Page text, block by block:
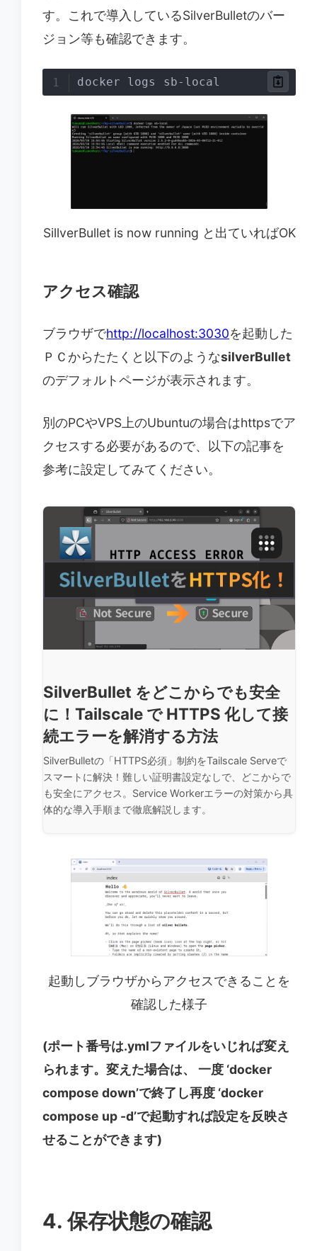
す。これで導入しているSilverBulletのバー
ジョン等も確認できます。
docker logs sb-local
SillverBullet is now running と出ていればOK
アクセス確認
ブラウザでhttp://localhost:3030を起動した
ＰＣからたたくと以下のようなsilverBullet
のデフォルトページが表示されます。
別のPCやVPS上のUbuntuの場合はhttpsでア
クセスする必要があるので、以下の記事を
参考に設定してみてください。
SilverBullet をどこからでも安全
に！Tailscale で HTTPS 化して接
続エラーを解消する方法
SilverBulletの「HTTPS必須」制約をTailscale Serveで
スマートに解決！難しい証明書設定なしで、どこからで
も安全にアクセス。Service Workerエラーの対策から具
体的な導入手順まで徹底解説します。
起動しブラウザからアクセスできることを
確認した様子
(ポート番号は.ymlファイルをいじれば変え
られます。変えた場合は、 一度 ‘docker
compose down’で終了し再度 ‘docker
compose up -d’で起動すれば設定を反映さ
せることができます)
4. 保存状態の確認